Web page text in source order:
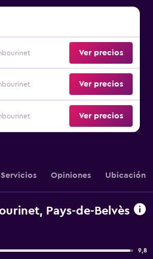
Ver precios
Ver precios
Ver precios
Servicios Opiniones Ubicación
Pays-de-Belvès
9,8